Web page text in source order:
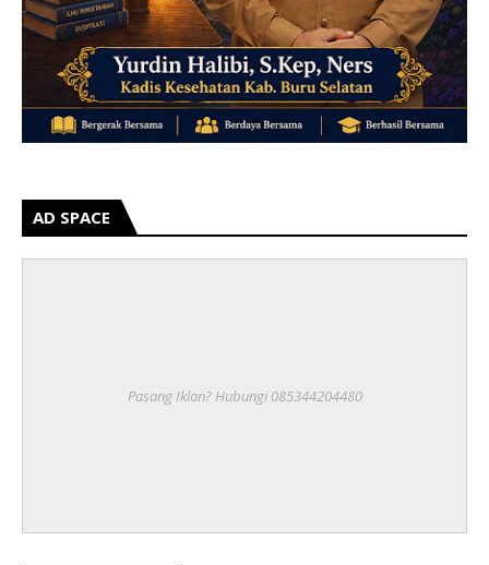
AD SPACE
Pasang Iklan? Hubungi 085344204480